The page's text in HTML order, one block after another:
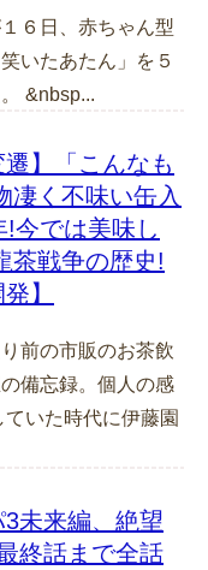
６日、赤ちゃん型
いたあたん」を５
&nbsp...
遷】「こんなも
凄く不味い缶入
!今では美味し
茶戦争の歴史!
】
前の市販のお茶飲
備忘録。個人の感
いた時代に伊藤園
未来編、絶望
終話まで全話